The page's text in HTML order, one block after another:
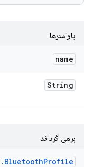
پارامترها
name
String
برمی گرداند
. BluetoothProfile